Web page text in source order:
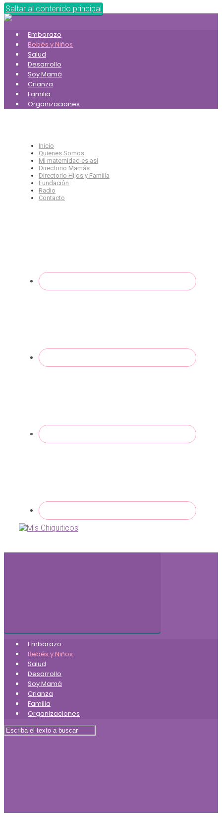
Saltar al contenido principal
Embarazo
Bebés y Niños
Salud
Desarrollo
Soy Mamá
Crianza
Familia
Organizaciones
Inicio
Quienes Somos
Mi maternidad es así
Directorio Mamás
Directorio Hijos y Familia
Fundación
Radio
Contacto
Embarazo
Bebés y Niños
Salud
Desarrollo
Soy Mamá
Crianza
Familia
Organizaciones